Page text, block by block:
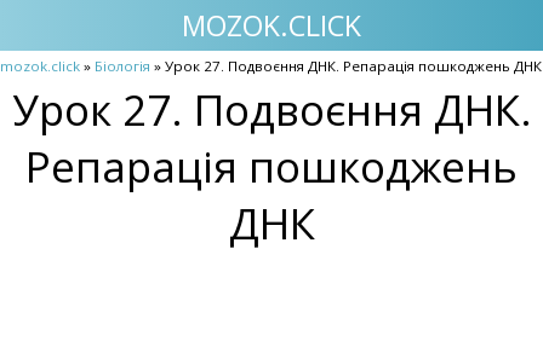
MOZOK.CLICK
mozok.click » Біологія » Урок 27. Подвоєння ДНК. Репарація пошкоджень ДНК
Урок 27. Подвоєння ДНК.
Репарація пошкоджень
ДНК